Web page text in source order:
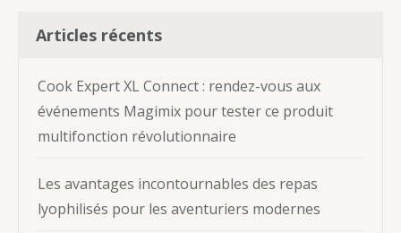
Articles récents
Cook Expert XL Connect : rendez-vous aux
événements Magimix pour tester ce produit
multifonction révolutionnaire
Les avantages incontournables des repas
lyophilisés pour les aventuriers modernes